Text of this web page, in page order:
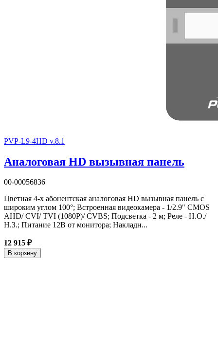
PVP-L9-4HD v.8.1
Аналоговая HD вызывная панель
00-00056836
Цветная 4-х абонентская аналоговая HD вызывная панель с
широким углом 100°; Встроенная видеокамера - 1/2.9" CMOS
AHD/ CVI/ TVI (1080P)/ CVBS; Подсветка - 2 м; Реле - Н.О./
Н.З.; Питание 12В от монитора; Накладн...
12 915 ₽
В корзину